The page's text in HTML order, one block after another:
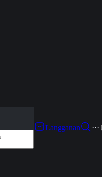
Langganan
···